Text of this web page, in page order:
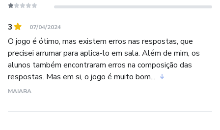
3 07/04/2024
O jogo é ótimo, mas existem erros nas respostas, que
precisei arrumar para aplica-lo em sala. Além de mim, os
alunos também encontraram erros na composição das
respostas. Mas em si, o jogo é muito bom...
MAIARA